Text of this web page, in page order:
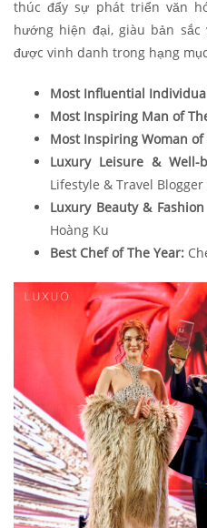
thúc đẩy sự phát triển văn
hướng hiện đại, giàu bản sắc
được vinh danh trong hạng
Most Influential
Most Inspiring Man of
Most Inspiring Woman of
Luxury Leisure &
Lifestyle & Travel
Luxury Beauty &
Hoàng Ku
Best Chef of The Year: